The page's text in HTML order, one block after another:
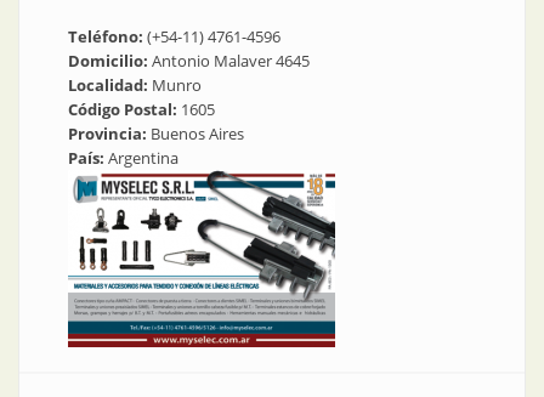
Teléfono: (+54-11) 4761-4596
Domicilio: Antonio Malaver 4645
Localidad: Munro
Código Postal: 1605
Provincia: Buenos Aires
País: Argentina